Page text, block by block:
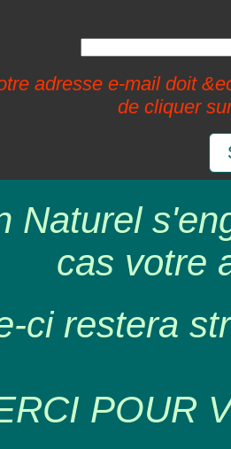
adresse e-mail doit
de cliquer
Naturel
cas votre
ci restera
POUR